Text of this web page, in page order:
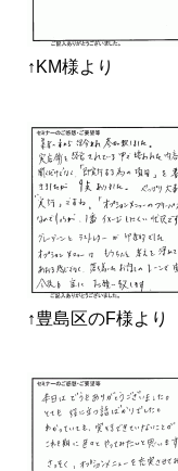
↑KM様より
↑豊島区のF様より